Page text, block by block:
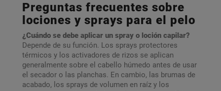
Preguntas frecuentes sobre
lociones y sprays para el pelo
¿Cuándo se debe aplicar un spray o loción capilar?
Depende de su función. Los sprays protectores
térmicos y los activadores de rizos se aplican
generalmente sobre el cabello húmedo antes de usar
el secador o las planchas. En cambio, las brumas de
acabado, los sprays de volumen en raíz y los